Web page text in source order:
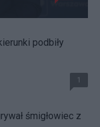
podbiły
1
śmigłowiec z